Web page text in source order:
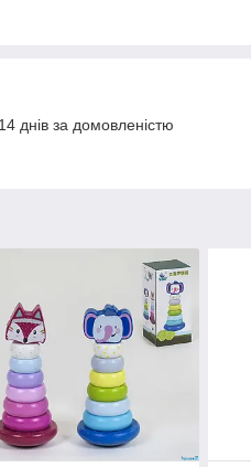
днів за домовленістю